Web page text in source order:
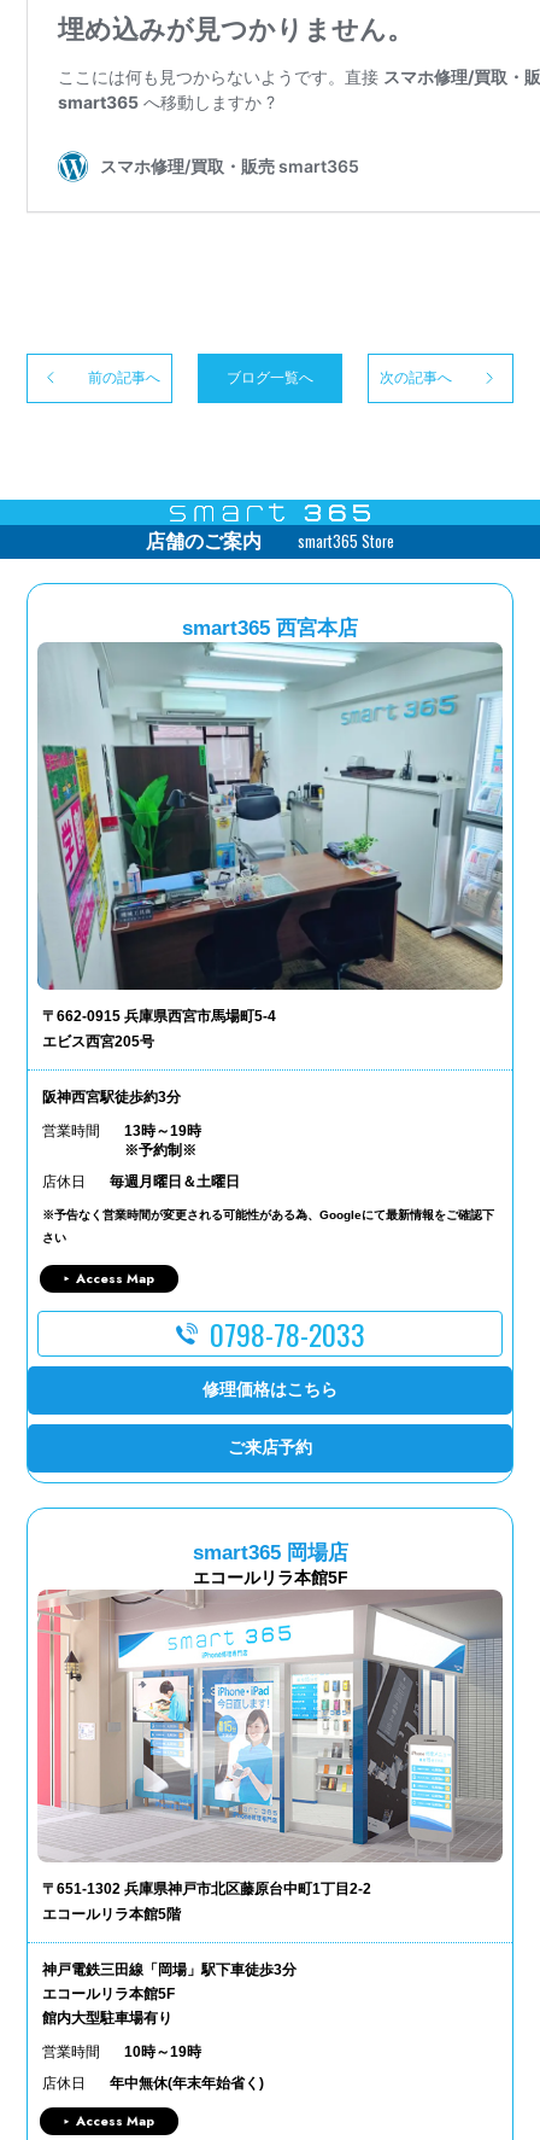
前の記事へ ブログ一覧へ 次の記事へ
店舗のご案内 smart365 Store
smart365 西宮本店
〒662-0915 兵庫県西宮市馬場町5-4
エビス西宮205号
阪神西宮駅徒歩約3分
営業時間
13時～19時
※予約制※
店休日
毎週月曜日＆土曜日
※予告なく営業時間が変更される可能性がある為、Googleにて最新情報をご確認下
さい
Access Map
0798-78-2033
修理価格はこちら
ご来店予約
smart365 岡場店
エコールリラ本館5F
〒651-1302 兵庫県神戸市北区藤原台中町1丁目2-2
エコールリラ本館5階
神戸電鉄三田線「岡場」駅下車徒歩3分
エコールリラ本館5F
館内大型駐車場有り
営業時間
10時～19時
店休日
年中無休(年末年始省く)
Access Map